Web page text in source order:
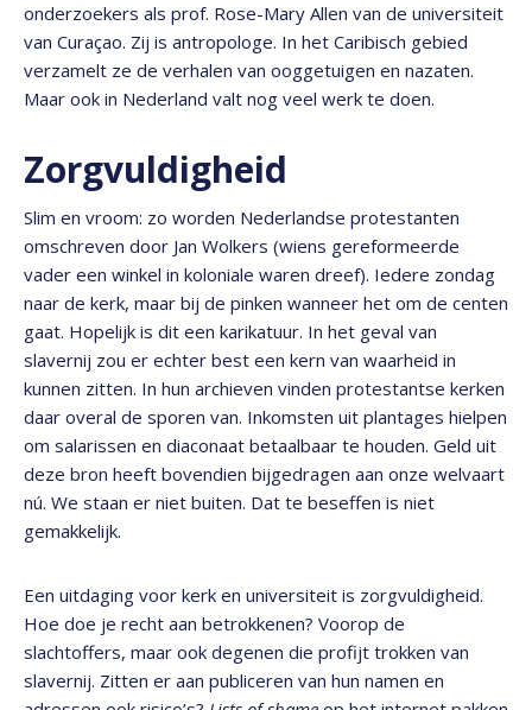
onderzoekers als prof. Rose-Mary Allen van de universiteit
van Curaçao. Zij is antropologe. In het Caribisch gebied
verzamelt ze de verhalen van ooggetuigen en nazaten.
Maar ook in Nederland valt nog veel werk te doen.
Zorgvuldigheid
Slim en vroom: zo worden Nederlandse protestanten
omschreven door Jan Wolkers (wiens gereformeerde
vader een winkel in koloniale waren dreef). Iedere zondag
naar de kerk, maar bij de pinken wanneer het om de centen
gaat. Hopelijk is dit een karikatuur. In het geval van
slavernij zou er echter best een kern van waarheid in
kunnen zitten. In hun archieven vinden protestantse kerken
daar overal de sporen van. Inkomsten uit plantages hielpen
om salarissen en diaconaat betaalbaar te houden. Geld uit
deze bron heeft bovendien bijgedragen aan onze welvaart
nú. We staan er niet buiten. Dat te beseffen is niet
gemakkelijk.
Een uitdaging voor kerk en universiteit is zorgvuldigheid.
Hoe doe je recht aan betrokkenen? Voorop de
slachtoffers, maar ook degenen die profijt trokken van
slavernij. Zitten er aan publiceren van hun namen en